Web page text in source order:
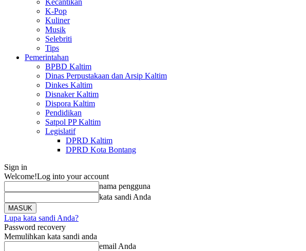
Kecantikan
K-Pop
Kuliner
Musik
Selebriti
Tips
Pemerintahan
BPBD Kaltim
Dinas Perpustakaan dan Arsip Kaltim
Dinkes Kaltim
Disnaker Kaltim
Dispora Kaltim
Pendidikan
Satpol PP Kaltim
Legislatif
DPRD Kaltim
DPRD Kota Bontang
Sign in
Welcome!Log into your account
nama pengguna
kata sandi Anda
Lupa kata sandi Anda?
Password recovery
Memulihkan kata sandi anda
email Anda